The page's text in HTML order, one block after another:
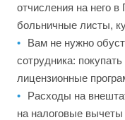
отчисления на него
больничные листы,
Вам не нужно
сотрудника:
лицензионные
Расходы на
на налоговые вычеты